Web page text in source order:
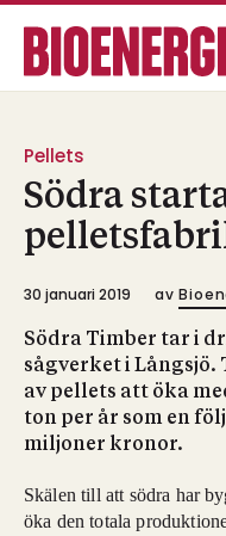
Pellets
Södra
30 januari 2019 av
Södra Timber tar i
sågverket i
av pellets att öka
ton per år som en
miljoner kronor.
Skälen till att södra har
öka den totala